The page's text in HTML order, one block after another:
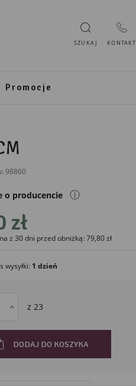
SZUKAJ KONTAKT
Promocje
98860
o producencie
IMPORTER
Mikołajczyk
63-600
ⓘ
zł
z 30 dni przed obniżką: 79,80 zł
wysyłki: 1 dzień
z 23
DODAJ DO KOSZYKA